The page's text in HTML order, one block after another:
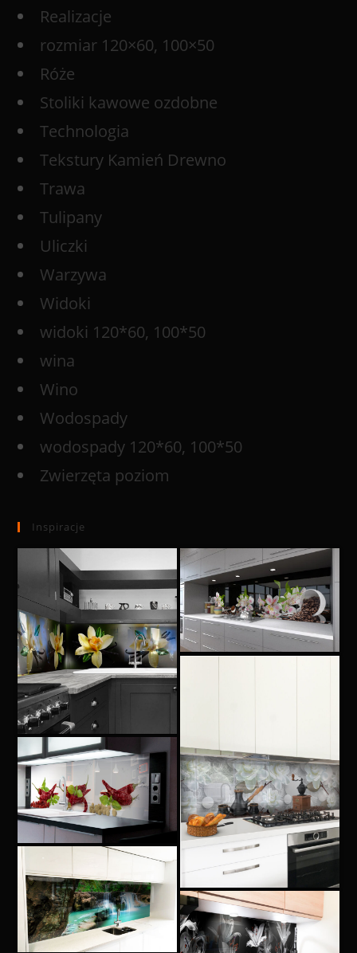
Realizacje
rozmiar 120×60, 100×50
Róże
Stoliki kawowe ozdobne
Technologia
Tekstury Kamień Drewno
Trawa
Tulipany
Uliczki
Warzywa
Widoki
widoki 120*60, 100*50
wina
Wino
Wodospady
wodospady 120*60, 100*50
Zwierzęta poziom
Inspiracje